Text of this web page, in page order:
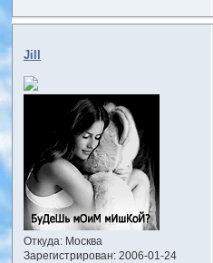
Jill
Откуда:Москва
Зарегистрирован: 2006-01-24